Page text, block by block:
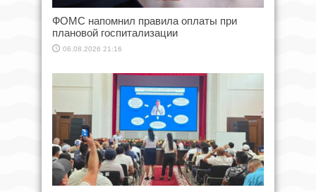
ФОМС напомнил правила оплаты при
плановой госпитализации
06.08.2026 21:16